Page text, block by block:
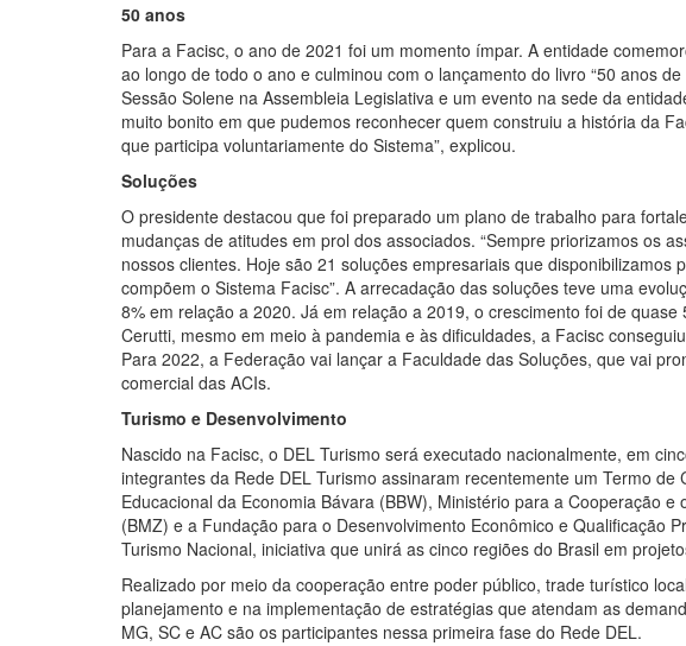
50 anos
Para a Facisc, o ano de 2021 foi um momento ímpar. A entidade
ao longo de todo o ano e culminou com o lançamento do livro “50 anos
Sessão Solene na Assembleia Legislativa e um evento na sede da
muito bonito em que pudemos reconhecer quem construiu a história da
que participa voluntariamente do Sistema”, explicou.
Soluções
O presidente destacou que foi preparado um plano de trabalho para
mudanças de atitudes em prol dos associados. “Sempre priorizamos os
nossos clientes. Hoje são 21 soluções empresariais que
compõem o Sistema Facisc”. A arrecadação das soluções teve uma
8% em relação a 2020. Já em relação a 2019, o crescimento foi de
Cerutti, mesmo em meio à pandemia e às dificuldades, a Facisc
Para 2022, a Federação vai lançar a Faculdade das Soluções, que vai
comercial das ACIs.
Turismo e Desenvolvimento
Nascido na Facisc, o DEL Turismo será executado nacionalmente, em
integrantes da Rede DEL Turismo assinaram recentemente um Termo
Educacional da Economia Bávara (BBW), Ministério para a Cooperação
(BMZ) e a Fundação para o Desenvolvimento Econômico e Qualificação
Turismo Nacional, iniciativa que unirá as cinco regiões do Brasil em
Realizado por meio da cooperação entre poder público, trade turístico
planejamento e na implementação de estratégias que atendam as
MG, SC e AC são os participantes nessa primeira fase do Rede DEL.